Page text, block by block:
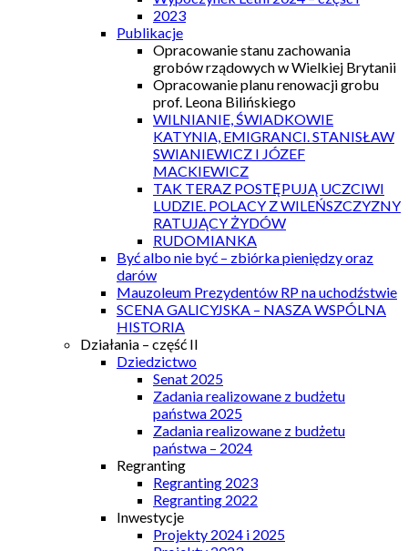
2023
Publikacje
Opracowanie stanu zachowania
grobów rządowych w Wielkiej Brytanii
Opracowanie planu renowacji grobu
prof. Leona Bilińskiego
WILNIANIE, ŚWIADKOWIE
KATYNIA, EMIGRANCI. STANISŁAW
SWIANIEWICZ I JÓZEF
MACKIEWICZ
TAK TERAZ POSTĘPUJĄ UCZCIWI
LUDZIE. POLACY Z WILEŃSZCZYZNY
RATUJĄCY ŻYDÓW
RUDOMIANKA
Być albo nie być – zbiórka pieniędzy oraz
darów
Mauzoleum Prezydentów RP na uchodźstwie
SCENA GALICYJSKA – NASZA WSPÓLNA
HISTORIA
Działania – część II
Dziedzictwo
Senat 2025
Zadania realizowane z budżetu
państwa 2025
Zadania realizowane z budżetu
państwa – 2024
Regranting
Regranting 2023
Regranting 2022
Inwestycje
Projekty 2024 i 2025